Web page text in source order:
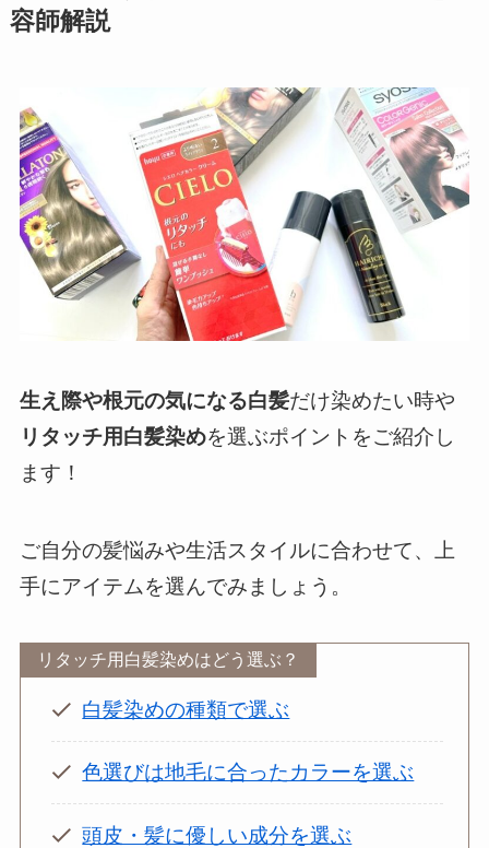
容師解説
生え際や根元の気になる白髪だけ染めたい時や
リタッチ用白髪染めを選ぶポイントをご紹介し
ます！
ご自分の髪悩みや生活スタイルに合わせて、上
手にアイテムを選んでみましょう。
リタッチ用白髪染めはどう選ぶ？
白髪染めの種類で選ぶ
色選びは地毛に合ったカラーを選ぶ
頭皮・髪に優しい成分を選ぶ